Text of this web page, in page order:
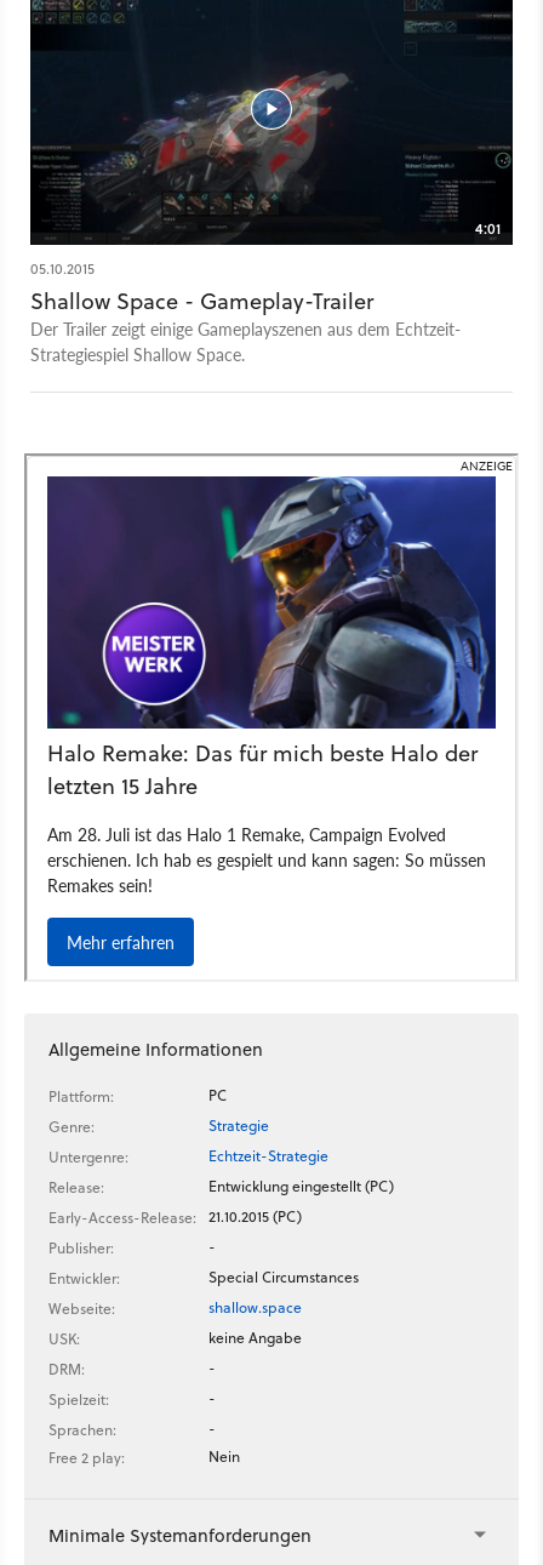
4:01
05.10.2015
Shallow Space - Gameplay-Trailer
Der Trailer zeigt einige Gameplayszenen aus dem Echtzeit-
Strategiespiel Shallow Space.
Allgemeine Informationen
Plattform:
PC
Genre:
Strategie
Untergenre:
Echtzeit-Strategie
Release:
Entwicklung eingestellt (PC)
Early-Access-Release:
21.10.2015 (PC)
Publisher:
-
Entwickler:
Special Circumstances
Webseite:
shallow.space
USK:
keine Angabe
DRM:
-
Spielzeit:
-
Sprachen:
-
Free 2 play:
Nein
Minimale Systemanforderungen